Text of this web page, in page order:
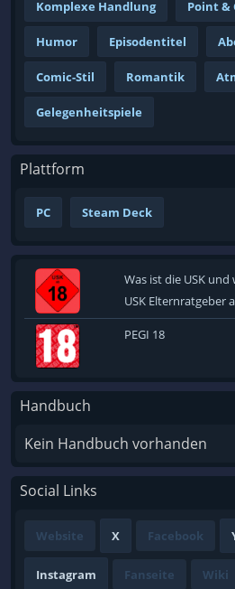
Komplexe Handlung Point &
Humor Episodentitel
Comic-Stil Romantik
Gelegenheitspiele
Plattform
PC Steam Deck
Was ist die USK und
USK Elternratgeber
PEGI 18
Handbuch
Kein Handbuch vorhanden
Social Links
Website X Facebook
Instagram Fanseite Wiki